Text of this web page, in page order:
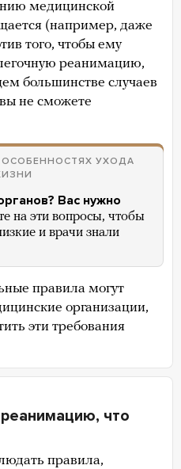
медицинской
(например, даже
того, чтобы ему
реанимацию,
большинстве случаев
не сможете
УХОДА
Вас нужно
на эти вопросы, чтобы
и врачи знали
правила могут
организации,
эти требования
что
правила,